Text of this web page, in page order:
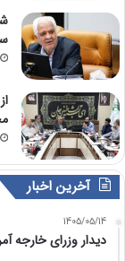
آخرین اخبار
1405/05/14
دیدار وزرای خارجه